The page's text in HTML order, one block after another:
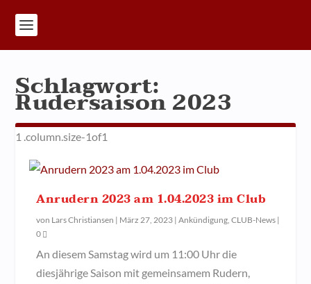
Schlagwort:
Rudersaison 2023
Anrudern 2023 am 1.04.2023 im Club
von Lars Christiansen | März 27, 2023 |Ankündigung,CLUB-News |
0
An diesem Samstag wird um 11:00 Uhr die
diesjährige Saison mit gemeinsamem Rudern,